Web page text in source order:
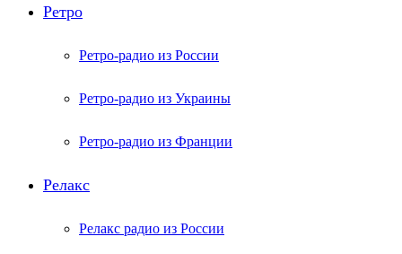
Ретро
Ретро-радио из России
Ретро-радио из Украины
Ретро-радио из Франции
Релакс
Релакс радио из России